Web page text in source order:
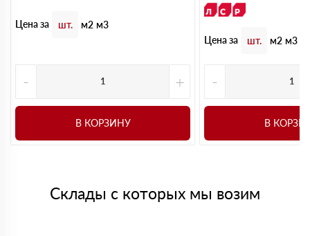
Цена за шт. м2 м3
- +
В КОРЗИНУ
Цена за шт. м2 м3
-
В
Склады с которых мы возим